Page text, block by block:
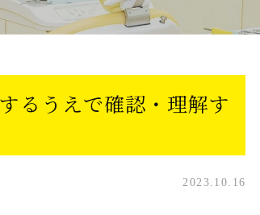
るうえで確認・理解す
2023.10.16